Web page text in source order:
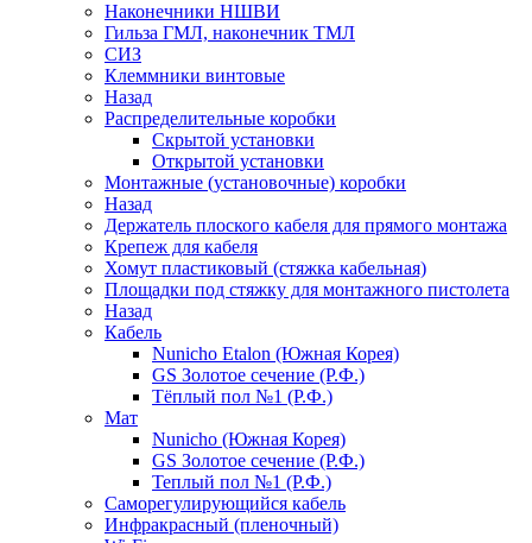
Наконечники НШВИ
Гильза ГМЛ, наконечник ТМЛ
СИЗ
Клеммники винтовые
Назад
Распределительные коробки
Скрытой установки
Открытой установки
Монтажные (установочные) коробки
Назад
Держатель плоского кабеля для прямого монтажа
Крепеж для кабеля
Хомут пластиковый (стяжка кабельная)
Площадки под стяжку для монтажного пистолета
Назад
Кабель
Nunicho Etalon (Южная Корея)
GS Золотое сечение (Р.Ф.)
Тёплый пол №1 (Р.Ф.)
Мат
Nunicho (Южная Корея)
GS Золотое сечение (Р.Ф.)
Теплый пол №1 (Р.Ф.)
Саморегулирующийся кабель
Инфракрасный (пленочный)